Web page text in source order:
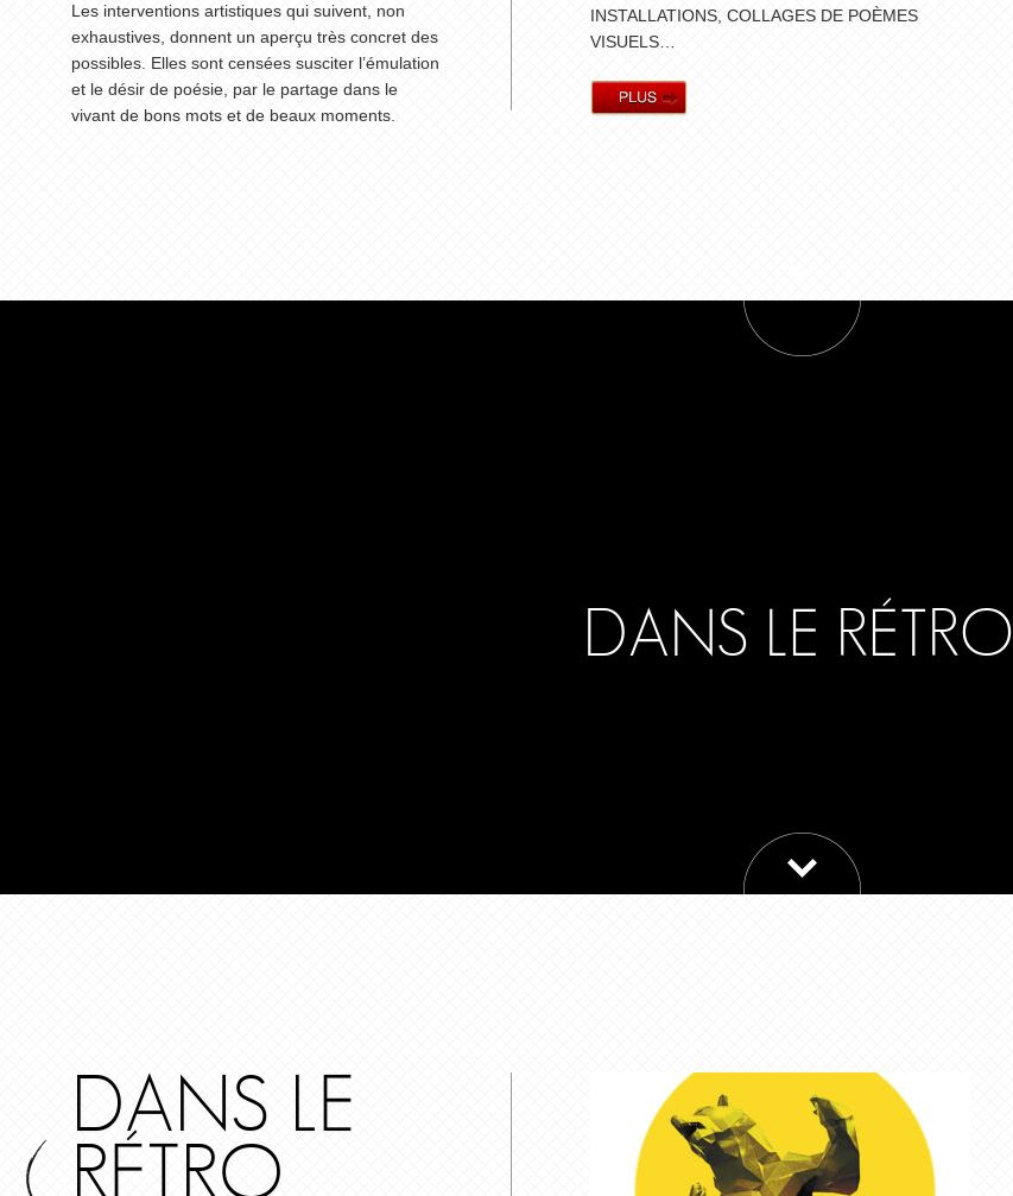
Les interventions artistiques qui suivent, non
exhaustives, donnent un aperçu très concret des
possibles. Elles sont censées susciter l’émulation
et le désir de poésie, par le partage dans le
vivant de bons mots et de beaux moments.
INSTALLATIONS, COLLAGES DE POÈMES
VISUELS…
DANS LE RÉTRO
DANS LE
RÉTRO